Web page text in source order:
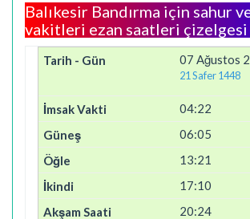
Balıkesir Bandırma için sahur
vakitleri ezan saatleri çizelgesi
07 Ağustos
21 Safer 1448
04:22
06:05
13:21
17:10
20:24